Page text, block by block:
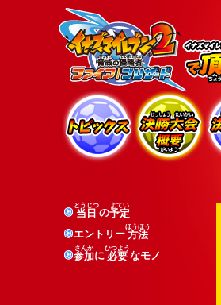
当日
とうじつ
の予定
よてい
エントリー 方法
ほうほう
参加
さんか
に 必要
ひつよう
なモノ